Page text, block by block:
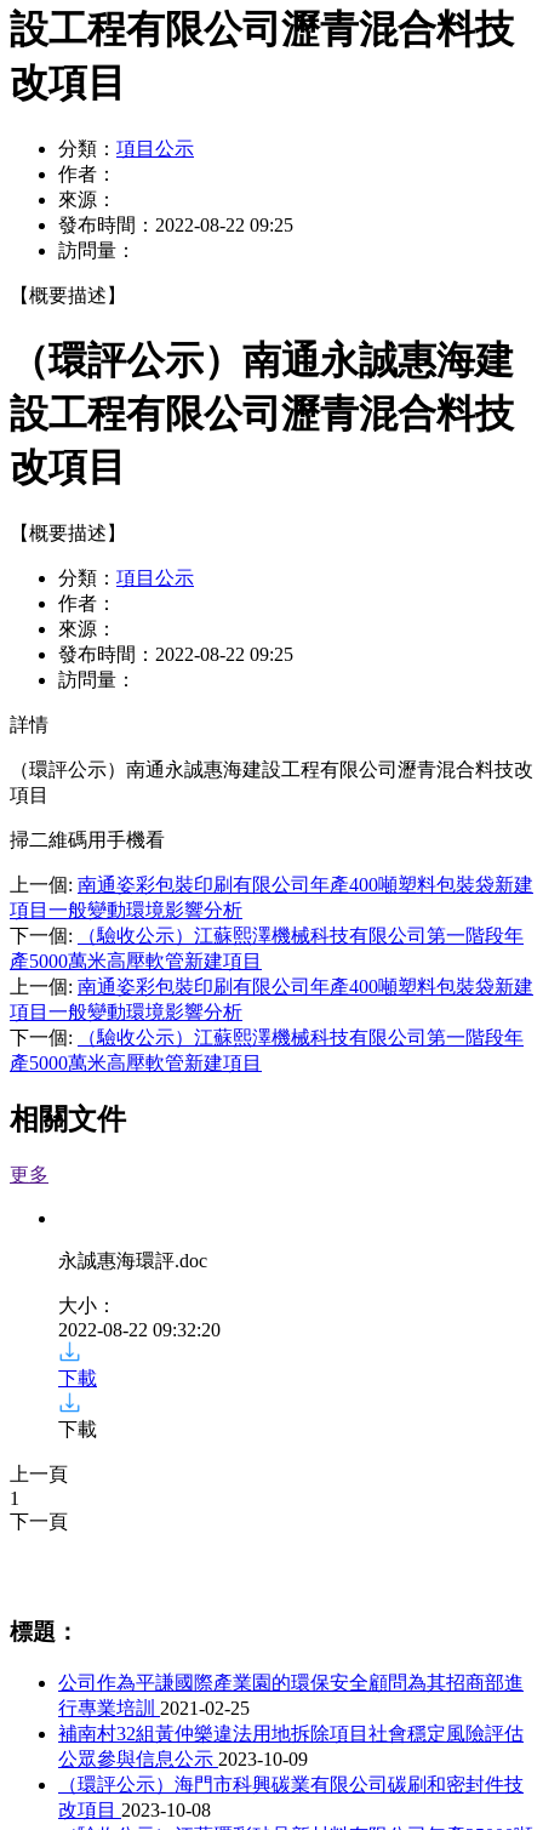
設工程有限公司瀝青混合料技
改項目
分類： 項目公示
作者：
來源：
發布時間： 2022-08-22 09:25
訪問量：
【概要描述】
（環評公示）南通永誠惠海建
設工程有限公司瀝青混合料技
改項目
【概要描述】
分類： 項目公示
作者：
來源：
發布時間： 2022-08-22 09:25
訪問量：
詳情
（環評公示）南通永誠惠海建設工程有限公司瀝青混合料技改
項目
掃二維碼用手機看
上一個: 南通姿彩包裝印刷有限公司年產400噸塑料包裝袋新建
項目一般變動環境影響分析
下一個:
（驗收公示）江蘇熙澤機械科技有限公司第一階段年
產5000萬米高壓軟管新建項目
上一個: 南通姿彩包裝印刷有限公司年產400噸塑料包裝袋新建
項目一般變動環境影響分析
下一個:
（驗收公示）江蘇熙澤機械科技有限公司第一階段年
產5000萬米高壓軟管新建項目
相關文件
更多
永誠惠海環評.doc
大小：
2022-08-22 09:32:20
下載
下載
上一頁
1
下一頁
標題：
公司作為平謙國際產業園的環保安全顧問為其招商部進
行專業培訓 2021-02-25
補南村32組黃仲樂違法用地拆除項目社會穩定風險評估
公眾參與信息公示 2023-10-09
（環評公示）海門市科興碳業有限公司碳刷和密封件技
改項目 2023-10-08